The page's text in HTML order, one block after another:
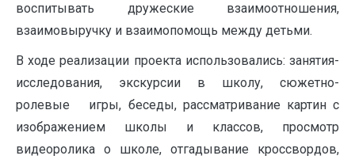
воспитывать дружеские взаимоотношения,
взаимовыручку и взаимопомощь между детьми.
В ходе реализации проекта использовались: занятия-
исследования, экскурсии в школу, сюжетно-
ролевые игры, беседы, рассматривание картин с
изображением школы и классов, просмотр
видеоролика о школе, отгадывание кроссвордов,